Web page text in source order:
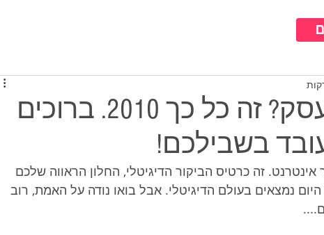
אתר אינטרנט לעסק? זה כל כך 2010. ברוכים
בשבילכם!
אינטרנט. זה כרטיס הביקור הדיגיטלי, החלון הראווה שלכם
נמצאים בעולם הדיגיטלי. אבל בואו נודה על האמת, רוב